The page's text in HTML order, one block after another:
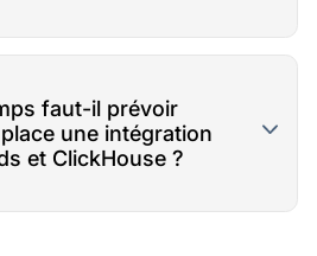
faut-il prévoir
une intégration
et ClickHouse ?